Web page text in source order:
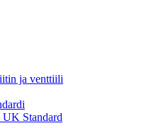
ja venttiili
UK Standard